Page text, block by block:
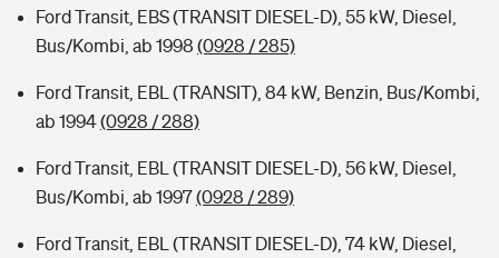
Sie haben Fragen?
Zur Übersicht
Kinderunfall-Check: Mehr Sicherheit für deine Kids
Ford Transit, EBS (TRANSIT DIESEL-D), 55 kW, Diesel,
Bus/Kombi, ab 1998 (0928 / 285)
Ford Transit, EBL (TRANSIT), 84 kW, Benzin, Bus/Kombi,
ab 1994(0928 / 288)
Ford Transit, EBL (TRANSIT DIESEL-D), 56 kW, Diesel,
Bus/Kombi, ab 1997(0928 / 289)
Ford Transit, EBL (TRANSIT DIESEL-D), 74 kW, Diesel,